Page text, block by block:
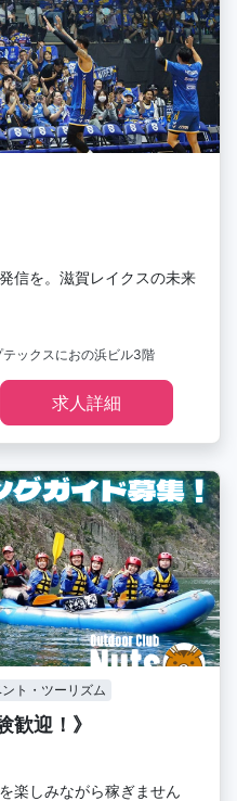
信を。滋賀レイクスの未来
ックスにおの浜ビル3階
求人詳細
ト・ツーリズム
歓迎！》
楽しみながら稼ぎません